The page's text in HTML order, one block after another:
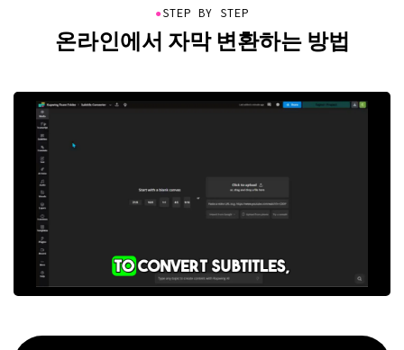
●STEP BY STEP
온라인에서 자막 변환하는 방법